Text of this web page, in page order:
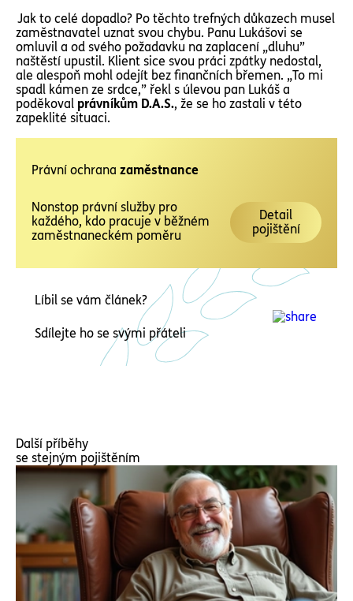
Jak to celé dopadlo? Po těchto trefných důkazech musel
zaměstnavatel uznat svou chybu. Panu Lukášovi se
omluvil a od svého požadavku na zaplacení „dluhu”
naštěstí upustil. Klient sice svou práci zpátky nedostal,
ale alespoň mohl odejít bez finančních břemen. „To mi
spadl kámen ze srdce,” řekl s úlevou pan Lukáš a
poděkoval právníkům D.A.S., že se ho zastali v této
zapeklité situaci.
Právní ochrana zaměstnance
Nonstop právní služby pro
každého, kdo pracuje v běžném
zaměstnaneckém poměru
Detail
pojištění
Líbil se vám článek?
Sdílejte ho se svými přáteli
Další příběhy
se stejným pojištěním